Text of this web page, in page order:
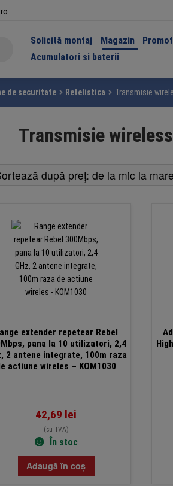
Solicită montaj Magazin
Acumulatori si baterii
de securitate Retelistica Transmisie
Transmisie
extender repetear Rebel
pana la 10 utilizatori, 2,4
2 antene integrate, 100m raza
actiune wireles – KOM1030
42,69 lei
(cu TVA)
În stoc
Adaugă în coș